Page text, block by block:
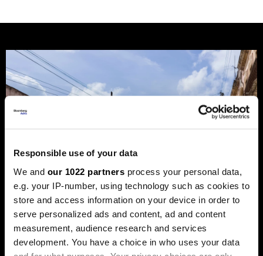
Responsible use of your data
We and our 1022 partners process your personal data,
e.g. your IP-number, using technology such as cookies to
store and access information on your device in order to
serve personalized ads and content, ad and content
measurement, audience research and services
development. You have a choice in who uses your data